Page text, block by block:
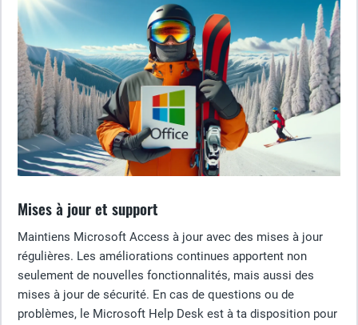
Mises à jour et support
Maintiens Microsoft Access à jour avec des mises à jour
régulières. Les améliorations continues apportent non
seulement de nouvelles fonctionnalités, mais aussi des
mises à jour de sécurité. En cas de questions ou de
problèmes, le Microsoft Help Desk est à ta disposition pour